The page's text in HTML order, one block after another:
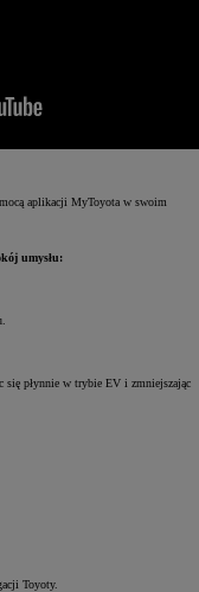
aplikacji MyToyota w swoim
umysłu:
się płynnie w trybie EV i zmniejszając
Toyoty.